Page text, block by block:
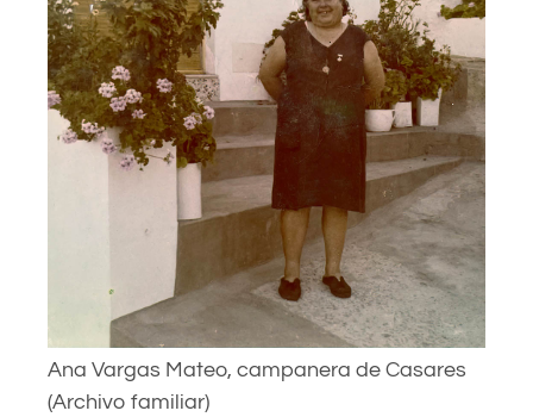
Ana Vargas Mateo, campanera de Casares
(Archivo familiar)